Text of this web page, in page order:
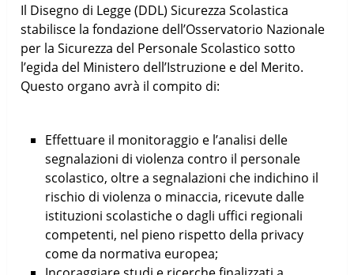
Il Disegno di Legge (DDL) Sicurezza Scolastica
stabilisce la fondazione dell’Osservatorio Nazionale
per la Sicurezza del Personale Scolastico sotto
l’egida del Ministero dell’Istruzione e del Merito.
Questo organo avrà il compito di:
Effettuare il monitoraggio e l’analisi delle
segnalazioni di violenza contro il personale
scolastico, oltre a segnalazioni che indichino il
rischio di violenza o minaccia, ricevute dalle
istituzioni scolastiche o dagli uffici regionali
competenti, nel pieno rispetto della privacy
come da normativa europea;